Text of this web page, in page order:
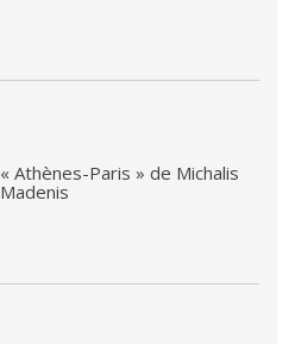
« Athènes-Paris » de Michalis
Madenis